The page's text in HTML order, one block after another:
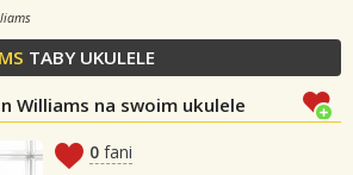
TABY UKULELE
Williams na swoim ukulele
0 fani